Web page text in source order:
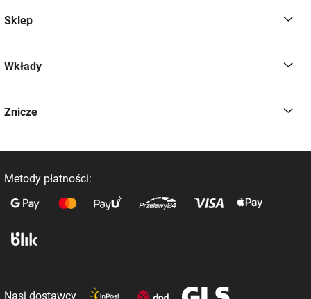
Sklep
Wkłady
Znicze
Metody płatności:
Nasi dostawcy